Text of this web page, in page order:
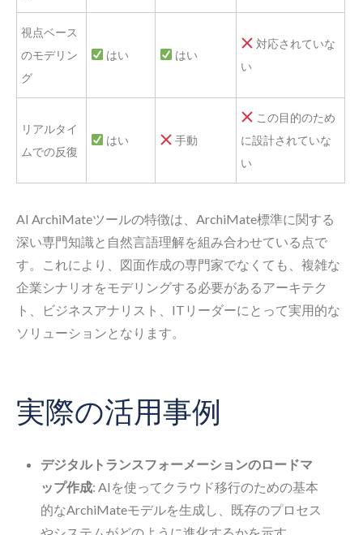
視点ベース
のモデリン
グ
はい はい
対応されていな
い
リアルタイ
ムでの反復
はい 手動
この目的のため
に設計されていな
い
AI ArchiMateツールの特徴は、ArchiMate標準に関する
深い専門知識と自然言語理解を組み合わせている点で
す。これにより、図面作成の専門家でなくても、複雑な
企業シナリオをモデリングする必要があるアーキテク
ト、ビジネスアナリスト、ITリーダーにとって実用的な
ソリューションとなります。
実際の活用事例
デジタルトランスフォーメーションのロードマ
ップ作成: AIを使ってクラウド移行のための基本
的なArchiMateモデルを生成し、既存のプロセス